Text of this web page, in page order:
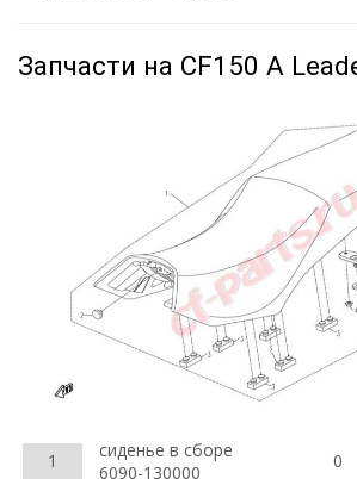
Запчасти на CF150 A
1
сиденье в сборе
6090-130000
0